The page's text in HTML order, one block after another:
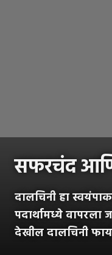
सफरचंद
दालचिनी हा
पदार्थामध्ये वापरला
देखील दालचिनी